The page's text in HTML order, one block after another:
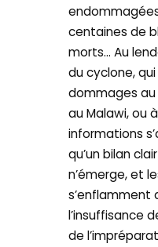
centaines de
morts… Au
du cyclone,
dommages
au Malawi, ou
informations
qu’un bilan
n’émerge, et
s’enflamment
l’insuffisance
de